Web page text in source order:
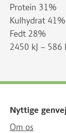
Protein 31%
Kulhydrat 41%
Fedt 28%
2450 kJ – 586
Nyttige
Om os